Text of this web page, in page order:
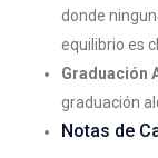
donde
equilibrio es
Graduación
graduación
Notas de